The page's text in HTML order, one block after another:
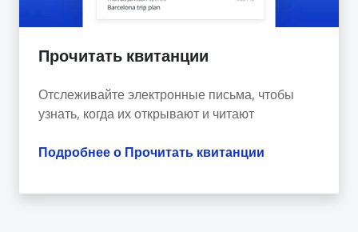
Прочитать квитанции
Отслеживайте электронные письма, чтобы
узнать, когда их открывают и читают
Подробнее о Прочитать квитанции